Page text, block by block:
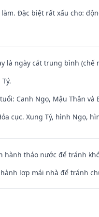
Đặc biệt rất xấu cho:
là ngày cát trung bình (chế
Canh Ngọ, Mậu Thân
cục. Xung Tý, hình Ngọ,
hành tháo nước để tránh
lợp mái nhà để tránh